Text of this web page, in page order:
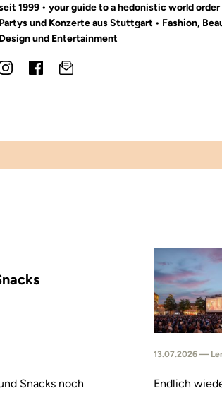
1999 • your guide to a hedonistic world order
Partys und Konzerte aus Stuttgart • Fashion,
Design und Entertainment
Snacks noch
13.07.2026 —
Endlich